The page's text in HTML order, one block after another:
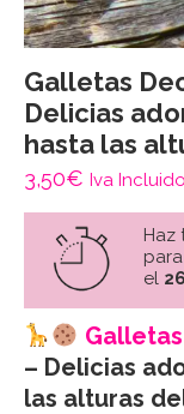
Galletas
Delicias
hasta las
3,50€ Iva Incluido
Haz
el
Galletas
– Delicias
las alturas